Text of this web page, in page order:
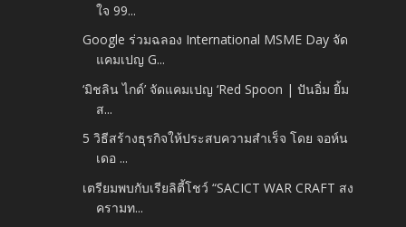
ใจ 99...
Google ร่วมฉลอง International MSME Day จัด
แคมเปญ G...
‘มิชลิน ไกด์’ จัดแคมเปญ ‘Red Spoon | ปันอิ่ม ยิ้ม
ส...
5 วิธีสร้างธุรกิจให้ประสบความสำเร็จ โดย จอห์น
เดอ ...
เตรียมพบกับเรียลิตี้โชว์ “SACICT WAR CRAFT สง
ครามท...